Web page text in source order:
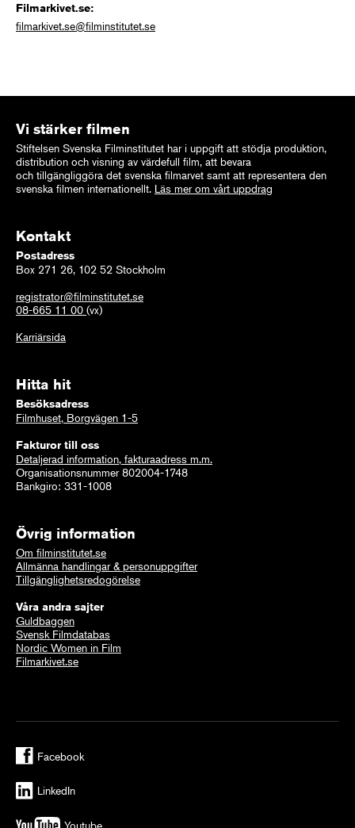
Filmarkivet.se:
filmarkivet.se@filminstitutet.se
Vi stärker filmen
Stiftelsen Svenska Filminstitutet har i uppgift att stödja produktion,
distribution och visning av värdefull film, att bevara
och tillgängliggöra det svenska filmarvet samt att representera den
svenska filmen internationellt. Läs mer om vårt uppdrag
Kontakt
Postadress
Box 271 26, 102 52 Stockholm
registrator@filminstitutet.se
08-665 11 00 (vx)
Karriärsida
Hitta hit
Besöksadress
Filmhuset, Borgvägen 1-5
Fakturor till oss
Detaljerad information, fakturaadress m.m.
Organisationsnummer 802004-1748
Bankgiro: 331-1008
Övrig information
Om filminstitutet.se
Allmänna handlingar & personuppgifter
Tillgänglighetsredogörelse
Våra andra sajter
Guldbaggen
Svensk Filmdatabas
Nordic Women in Film
Filmarkivet.se
Facebook
LinkedIn
Youtube